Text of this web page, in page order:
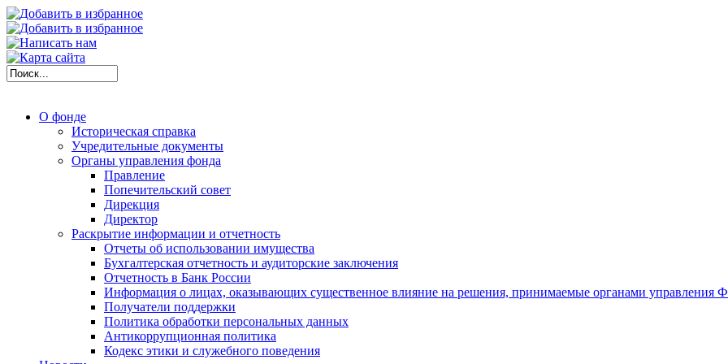
О фонде
Историческая справка
Учредительные документы
Органы управления фонда
Правление
Попечительский совет
Дирекция
Директор
Раскрытие информации и отчетность
Отчеты об использовании имущества
Бухгалтерская отчетность и аудиторские заключения
Отчетность в Банк России
Информация о лицах, оказывающих существенное влияние на решения, принимаемые органами управления
Получатели поддержки
Политика обработки персональных данных
Антикоррупционная политика
Кодекс этики и служебного поведения